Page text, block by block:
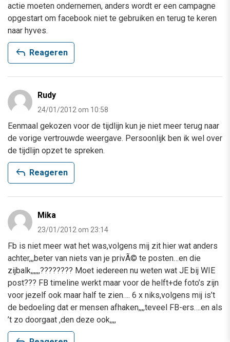
actie moeten ondernemen, anders wordt er een campagne
opgestart om facebook niet te gebruiken en terug te keren
naar hyves.
reply Reageren
Rudy
24/01/2012 om 10:58
Eenmaal gekozen voor de tijdlijn kun je niet meer terug naar
de vorige vertrouwde weergave. Persoonlijk ben ik wel over
de tijdlijn opzet te spreken.
reply Reageren
Mika
23/01/2012 om 23:14
Fb is niet meer wat het was,volgens mij zit hier wat anders
achter,,,beter van niets van je privÃ© te posten…en die
zijbalk,,,,,,???????? Moet iedereen nu weten wat JE bij WIE
post??? FB timeline werkt maar voor de helft+de foto’s zijn
voor jezelf ook maar half te zien…. 6 x niks,volgens mij is’t
de bedoeling dat er mensen afhaken,,,,teveel FB-ers….en als
’t zo doorgaat ,den deze ook,,,,